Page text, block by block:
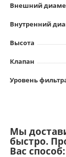
Внешний
Внутренний
Высота
Клапан
Уровень
Мы
быстро.
Вас способ: